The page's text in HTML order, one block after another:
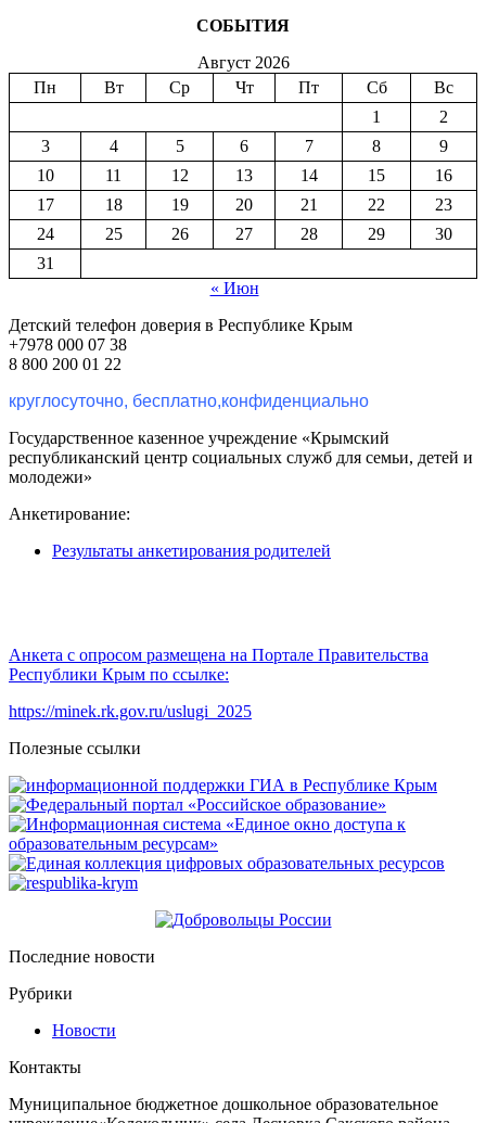
СОБЫТИЯ
Август 2026
Пн
Вт Ср Чт Пт Сб
Вс
1
2
3
4 5 6 7 8
9
10
11 12 13 14 15
16
17
18 19 20 21 22
23
24
25 26 27 28 29
30
31
« Июн
Детский телефон доверия в Республике Крым
+7978 000 07 38
8 800 200 01 22
круглосуточно, бесплатно,конфиденциально
Государственное казенное учреждение «Крымский
республиканский центр социальных служб для семьи, детей и
молодежи»
Анкетирование:
Результаты анкетирования родителей
Анкета с опросом размещена на Портале Правительства
Республики Крым по ссылке:
https://minek.rk.gov.ru/uslugi_2025
Полезные ссылки
Последние новости
Рубрики
Новости
Контакты
Муниципальное бюджетное дошкольное образовательное